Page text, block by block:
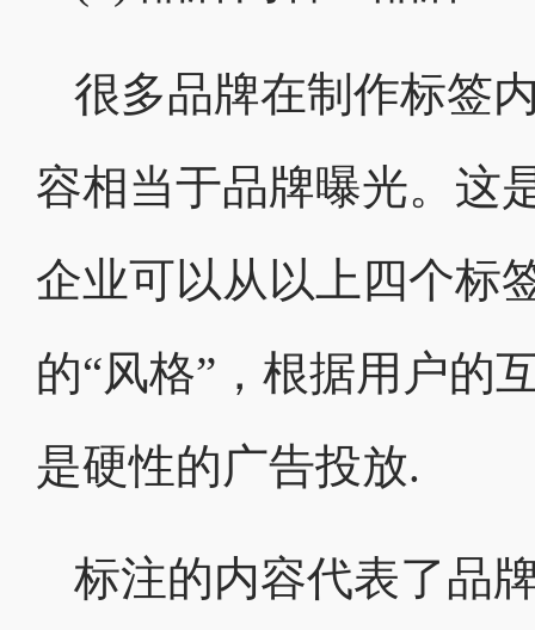
很多品牌在制作标签
容相当于品牌曝光。这
企业可以从以上四个标
的“风格”，根据用户的
是硬性的广告投放.
标注的内容代表了品